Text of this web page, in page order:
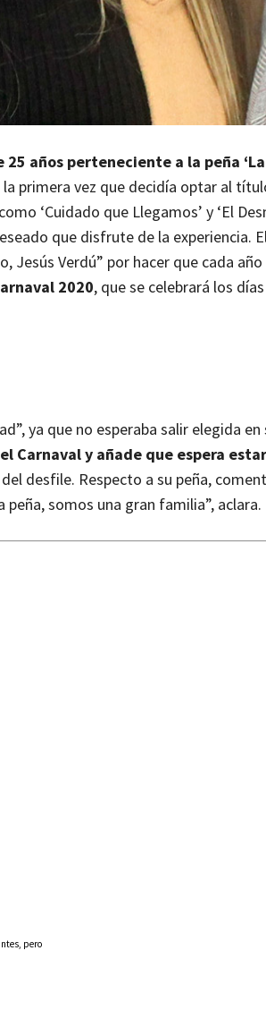
25 años perteneciente a la peña
primera vez que decidía optar al
‘Cuidado que Llegamos’ y ‘El
que disfrute de la experiencia.
Jesús Verdú” por hacer que cada
2020, que se celebrará los
ya que no esperaba salir elegida en
Carnaval y añade que espera
desfile. Respecto a su peña,
somos una gran familia”, aclara.
pero